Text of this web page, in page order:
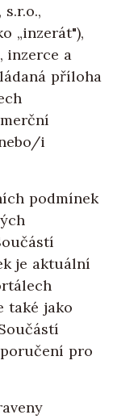
„inzerát"),
inzerce a
příloha
i
podmínek
je aktuální
také jako
pro